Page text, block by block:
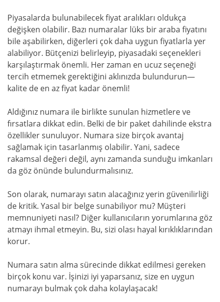
Piyasalarda bulunabilecek fiyat aralıkları oldukça
değişken olabilir. Bazı numaralar lüks bir araba fiyatını
bile aşabilirken, diğerleri çok daha uygun fiyatlarla yer
alabiliyor. Bütçenizi belirleyip, piyasadaki seçenekleri
karşılaştırmak önemli. Her zaman en ucuz seçeneği
tercih etmemek gerektiğini aklınızda bulundurun—
kalite de en az fiyat kadar önemli!
Aldığınız numara ile birlikte sunulan hizmetlere ve
fırsatlara dikkat edin. Belki de bir paket dahilinde ekstra
özellikler sunuluyor. Numara size birçok avantaj
sağlamak için tasarlanmış olabilir. Yani, sadece
rakamsal değeri değil, aynı zamanda sunduğu imkanları
da göz önünde bulundurmalısınız.
Son olarak, numarayı satın alacağınız yerin güvenilirliği
de kritik. Yasal bir belge sunabiliyor mu? Müşteri
memnuniyeti nasıl? Diğer kullanıcıların yorumlarına göz
atmayı ihmal etmeyin. Bu, sizi olası hayal kırıklıklarından
korur.
Numara satın alma sürecinde dikkat edilmesi gereken
birçok konu var. İşinizi iyi yaparsanız, size en uygun
numarayı bulmak çok daha kolaylaşacak!